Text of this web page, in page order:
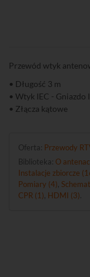
Przewód wtyk
• Długość 3 m
• Wtyk IEC - Gniazdo
• Złącza kątowe
Oferta: Przewody
Biblioteka: O
Instalacje zbiorcze
Pomiary (4)
CPR (1) HDMI (3)